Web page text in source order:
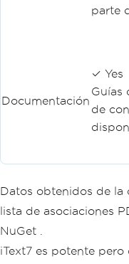
parte
Documentación
✓ Yes
Guías
de
Datos obtenidos de la
lista de asociaciones
NuGet .
iText7 es potente